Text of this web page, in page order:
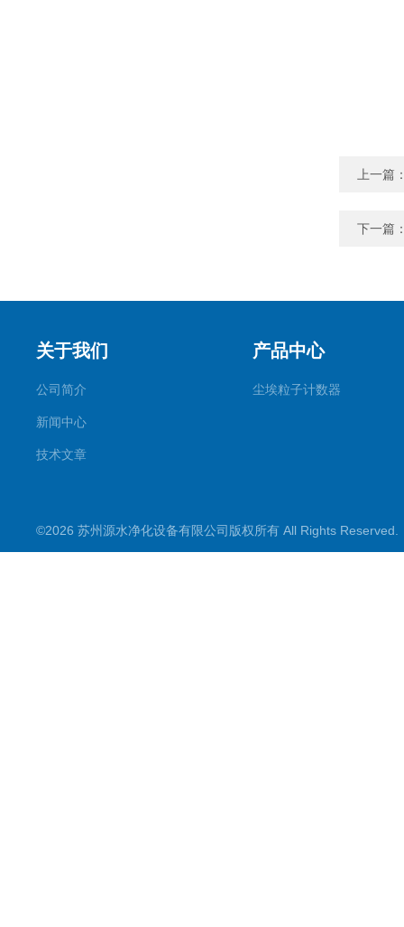
上一篇
下一篇
关于我们
公司简介
新闻中心
技术文章
产品中心
尘埃粒子计数器
©2026 苏州源水净化设备有限公司版权所有 All Rights